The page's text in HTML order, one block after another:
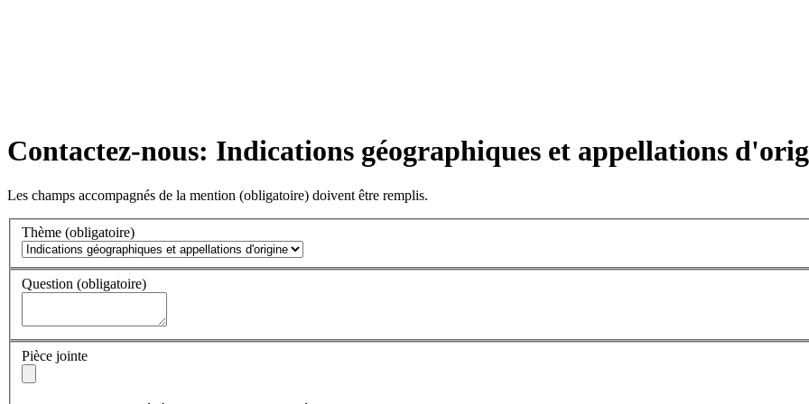
Contactez-nous: Indications géographiques et appellations
Les champs accompagnés de la mention (obligatoire) doivent être remplis.
Thème (obligatoire)
Question (obligatoire)
Pièce jointe